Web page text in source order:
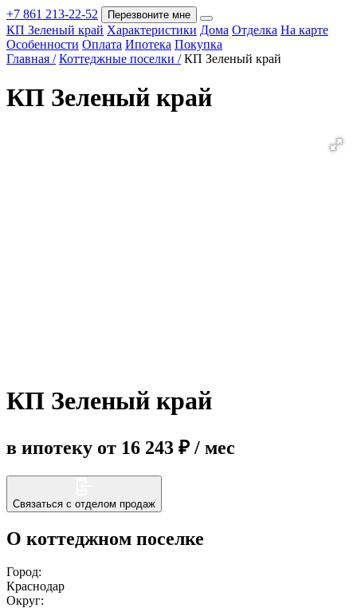
Покупка
Еще
+7 861 213-22-52 Перезвоните мне
КП Зеленый край Характеристики Дома Отделка На карте
Особенности Оплата Ипотека Покупка
Главная / Коттеджные поселки / КП Зеленый край
КП Зеленый край
КП Зеленый край
в ипотеку от 16 243 ₽ / мес
Связаться с отделом продаж
О коттеджном поселке
Город:
Краснодар
Округ: